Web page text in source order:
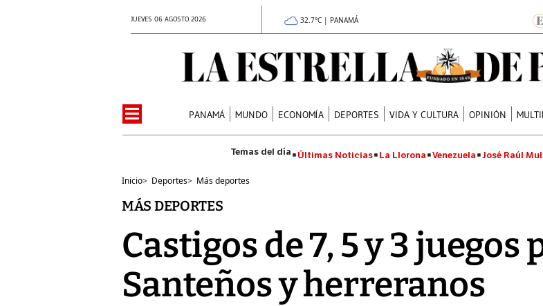
JUEVES 06 AGOSTO 2026 32.7°C | PANAMÁ
PANAMÁ MUNDO ECONOMÍA DEPORTES VIDA Y CULTURA OPINIÓN
Últimas Noticias La Llorona Venezuela José Raúl
Inicio> Deportes> Más deportes
MÁS DEPORTES
Castigos de 7, 5 y 3 juegos
Santeños y herreranos